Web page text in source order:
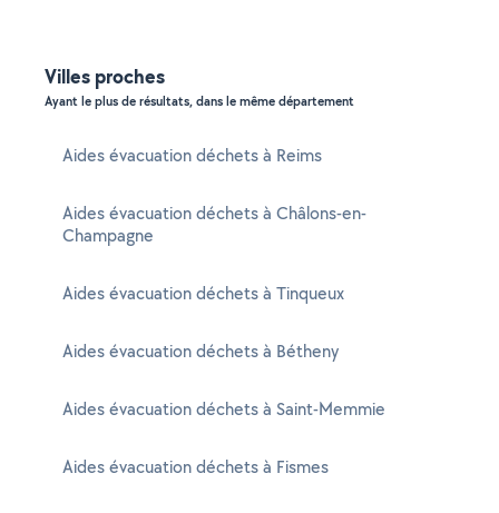
Villes proches
Ayant le plus de résultats, dans le même département
Aides évacuation déchets à Reims
Aides évacuation déchets à Châlons-en-
Champagne
Aides évacuation déchets à Tinqueux
Aides évacuation déchets à Bétheny
Aides évacuation déchets à Saint-Memmie
Aides évacuation déchets à Fismes